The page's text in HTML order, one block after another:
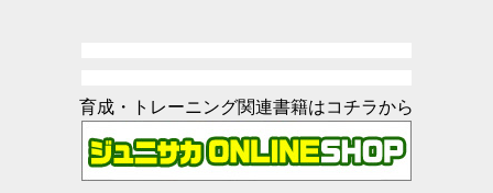
育成・トレーニング関連書籍はコチラから